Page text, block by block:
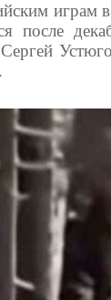
играм
после